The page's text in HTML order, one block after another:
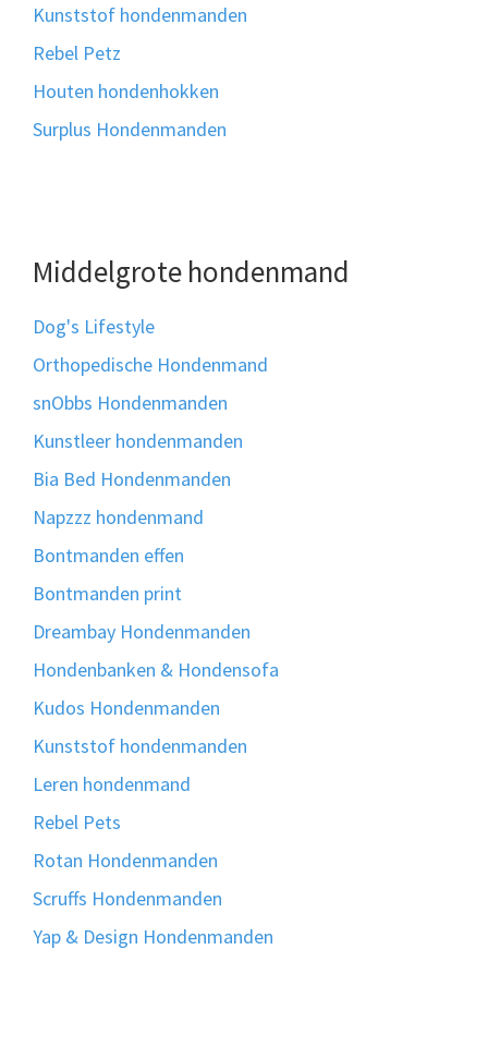
Kunststof hondenmanden
Rebel Petz
Houten hondenhokken
Surplus Hondenmanden
Middelgrote hondenmand
Dog's Lifestyle
Orthopedische Hondenmand
snObbs Hondenmanden
Kunstleer hondenmanden
Bia Bed Hondenmanden
Napzzz hondenmand
Bontmanden effen
Bontmanden print
Dreambay Hondenmanden
Hondenbanken & Hondensofa
Kudos Hondenmanden
Kunststof hondenmanden
Leren hondenmand
Rebel Pets
Rotan Hondenmanden
Scruffs Hondenmanden
Yap & Design Hondenmanden